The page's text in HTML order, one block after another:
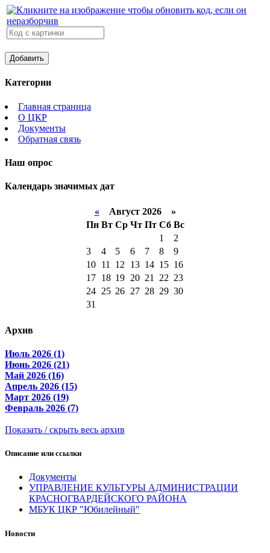
Категории
Главная страница
О ЦКР
Документы
Обратная связь
Наш опрос
Календарь значимых дат
«Август 2026 »
Пн Вт Ср Чт Пт Сб Вс
1
2
3
4 5 6 7 8
9
10
11 12 13 14 15 16
17
18 19 20 21 22 23
24 25 26 27 28 29 30
31
Архив
Июль 2026 (1)
Июнь 2026 (21)
Май 2026 (16)
Апрель 2026 (15)
Март 2026 (19)
Февраль 2026 (7)
Показать / скрыть весь архив
Описание или ссылки
Документы
УПРАВЛЕНИЕ КУЛЬТУРЫ АДМИНИСТРАЦИИ
КРАСНОГВАРДЕЙСКОГО РАЙОНА
МБУК ЦКР "Юбилейный"
Новости